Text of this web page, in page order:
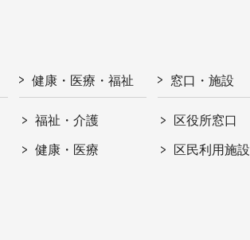
健康・医療・福祉
福祉・介護
健康・医療
窓口・施設
区役所窓口
区民利用施設